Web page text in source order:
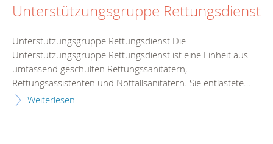
Unterstützungsgruppe Rettungsdienst
Unterstützungsgruppe Rettungsdienst Die
Unterstützungsgruppe Rettungsdienst ist eine Einheit aus
umfassend geschulten Rettungssanitätern,
Rettungsassistenten und Notfallsanitätern. Sie entlastete...
Weiterlesen